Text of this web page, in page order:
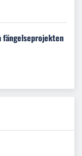
fängelseprojekten